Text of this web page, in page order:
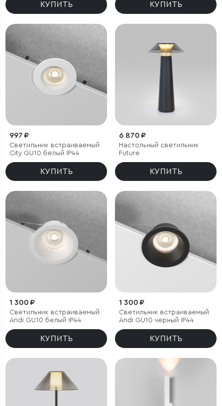
КУПИТЬ КУПИТЬ
997 ₽
Светильник встраиваемый
City GU10 белый IP44
КУПИТЬ
6 870 ₽
Настольный светильник
Future
КУПИТЬ
1 300 ₽
Светильник встраиваемый
Andi GU10 белый IP44
КУПИТЬ
1 300 ₽
Светильник встраиваемый
Andi GU10 черный IP44
КУПИТЬ